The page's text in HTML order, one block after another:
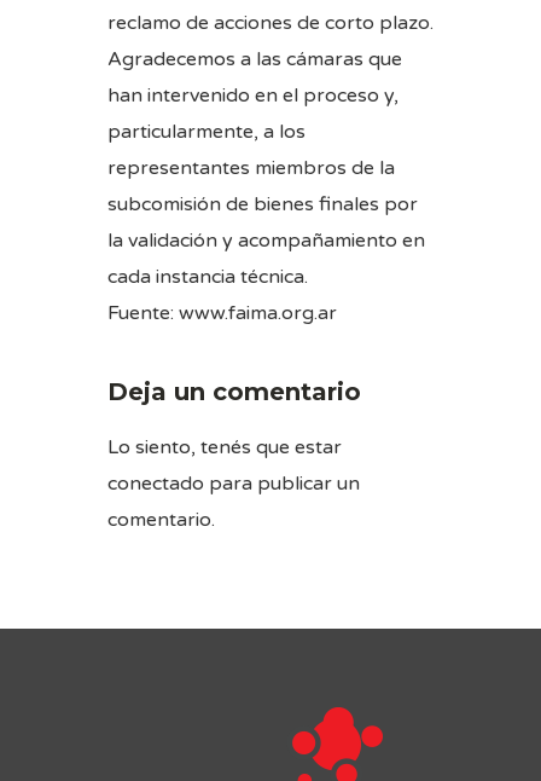
reclamo de acciones de corto plazo.
Agradecemos a las cámaras que
han intervenido en el proceso y,
particularmente, a los
representantes miembros de la
subcomisión de bienes finales por
la validación y acompañamiento en
cada instancia técnica.
Fuente: www.faima.org.ar
Deja un comentario
Lo siento, tenés que estar
conectado para publicar un
comentario.